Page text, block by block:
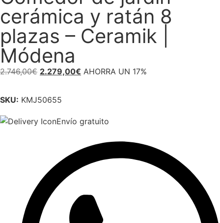
cerámica y ratán 8
plazas – Ceramik |
Módena
2.746,00€ 2.279,00€ AHORRA UN 17%
SKU: KMJ50655
Envío gratuito